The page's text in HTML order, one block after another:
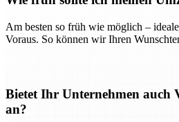
Am besten so früh wie möglich –
Voraus. So können wir Ihren
Bietet Ihr Unternehmen auch
an?